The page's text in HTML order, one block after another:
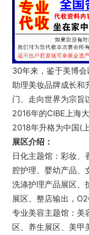
30年来，鉴于美博会
助理美妆品牌成长和
门、走向世界为宗旨
2016年的CIBE上海
2018年升格为中国(
展区介绍：
日化主题馆：彩妆、
腔护理、婴幼产品、
洗涤护理产品展区、
展区、整店输出，
专业美容主题馆：美
区、养生展区、美甲